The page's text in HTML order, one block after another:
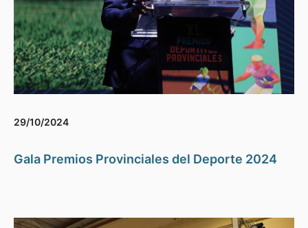
29/10/2024
Gala Premios Provinciales del Deporte 2024